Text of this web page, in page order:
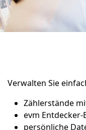
Verwalten Sie
Zählerstände
evm Entdecker-
persönliche